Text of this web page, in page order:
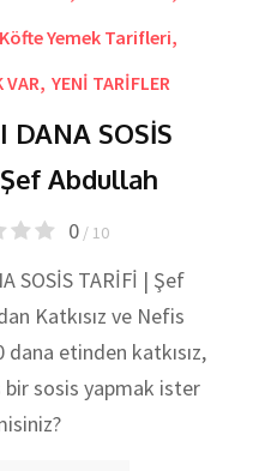
Köfte Yemek Tarifleri,
VAR, YENİ TARİFLER
DANA SOSİS
Abdullah
0/ 10
SOSİS TARİFİ | Şef
Katkısız ve Nefis
etinden katkısız,
sosis yapmak ister